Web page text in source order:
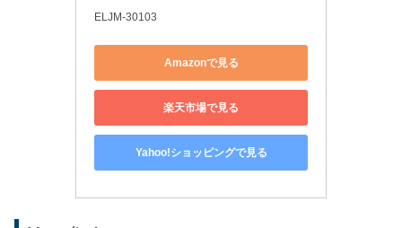
ELJM-30103
Amazonで見る
楽天市場で見る
Yahoo!ショッピングで見る